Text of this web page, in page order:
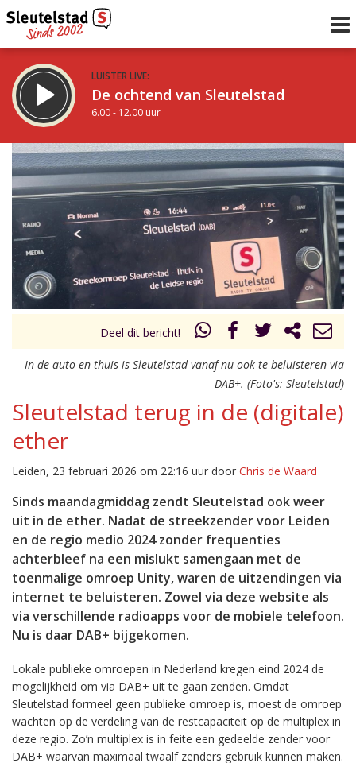
LUISTER LIVE:
De ochtend van Sleutelstad
6.00 - 12.00 uur
STRAKS:
De middag van Sleutelstad
12.00 - 18.00 uur
Vorig uur
uur 1 van 0 Volgend uur
Deel dit bericht!
In de auto en thuis is Sleutelstad vanaf nu ook te beluisteren via
DAB+. (Foto's: Sleutelstad)
Sleutelstad terug in de (digitale)
ether
Leiden, 23 februari 2026 om 22:16 uur door Chris de Waard
Sinds maandagmiddag zendt Sleutelstad ook weer
uit in de ether. Nadat de streekzender voor Leiden
en de regio medio 2024 zonder frequenties
achterbleef na een mislukt samengaan met de
toenmalige omroep Unity, waren de uitzendingen via
internet te beluisteren. Zowel via deze website als
via verschillende radioapps voor de mobiele telefoon.
Nu is daar DAB+ bijgekomen.
Lokale publieke omroepen in Nederland kregen eind 2024 de
mogelijkheid om via DAB+ uit te gaan zenden. Omdat
Sleutelstad formeel geen publieke omroep is, moest de omroep
wachten op de verdeling van de restcapaciteit op de multiplex in
deze regio. Zo’n multiplex is in feite een gedeelde zender voor
DAB+ waarvan maximaal twaalf zenders gebruik kunnen maken.